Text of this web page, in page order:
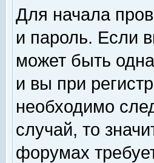
Для начала
и пароль. Если
может быть
и вы при
необходимо
случай, то
форумах